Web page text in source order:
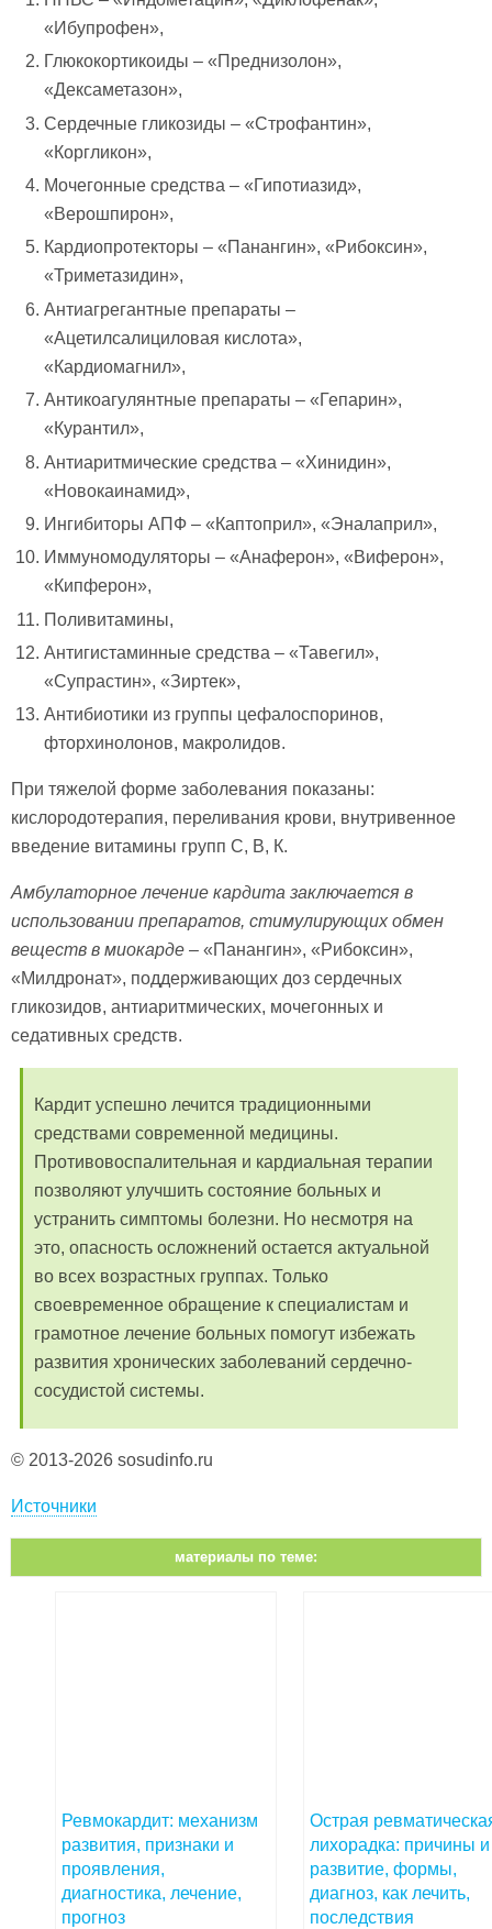
«Ибупрофен»,
Глюкокортикоиды – «Преднизолон»,
«Дексаметазон»,
Сердечные гликозиды – «Строфантин»,
«Коргликон»,
Мочегонные средства – «Гипотиазид»,
«Верошпирон»,
Кардиопротекторы – «Панангин», «Рибоксин»,
«Триметазидин»,
Антиагрегантные препараты –
«Ацетилсалициловая кислота»,
«Кардиомагнил»,
Антикоагулянтные препараты – «Гепарин»,
«Курантил»,
Антиаритмические средства – «Хинидин»,
«Новокаинамид»,
Ингибиторы АПФ – «Каптоприл», «Эналаприл»,
Иммуномодуляторы – «Анаферон», «Виферон»,
«Кипферон»,
Поливитамины,
Антигистаминные средства – «Тавегил»,
«Супрастин», «Зиртек»,
Антибиотики из группы цефалоспоринов,
фторхинолонов, макролидов.
При тяжелой форме заболевания показаны:
кислородотерапия, переливания крови, внутривенное
введение витамины групп С, В, К.
Амбулаторное лечение кардита заключается в
использовании препаратов, стимулирующих обмен
веществ в миокарде – «Панангин», «Рибоксин»,
«Милдронат», поддерживающих доз сердечных
гликозидов, антиаритмических, мочегонных и
седативных средств.
Кардит успешно лечится традиционными
средствами современной медицины.
Противовоспалительная и кардиальная терапии
позволяют улучшить состояние больных и
устранить симптомы болезни. Но несмотря на
это, опасность осложнений остается актуальной
во всех возрастных группах. Только
своевременное обращение к специалистам и
грамотное лечение больных помогут избежать
развития хронических заболеваний сердечно-
сосудистой системы.
© 2013-2026 sosudinfo.ru
Источники
материалы по теме:
Ревмокардит: механизм
развития, признаки и
проявления,
диагностика, лечение,
прогноз
Острая
лихорадка: причины и
развитие, формы,
диагноз, как лечить,
последствия